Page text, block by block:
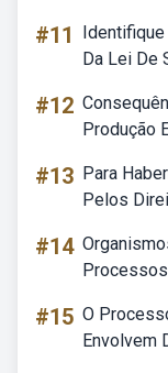
#11
Identifique
Da Lei De
#12
Produção
#13 Para
Pelos
#14
#15 O
Envolvem